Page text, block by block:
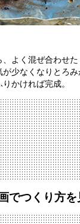
よく混ぜ合わせ
少なくなりとろ
かければ完成。
でつくり方を